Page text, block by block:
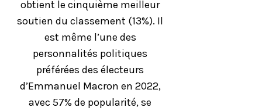
obtient le cinquième meilleur
soutien du classement (13%). Il
est même l’une des
personnalités politiques
préférées des électeurs
d’Emmanuel Macron en 2022,
avec 57% de popularité, se